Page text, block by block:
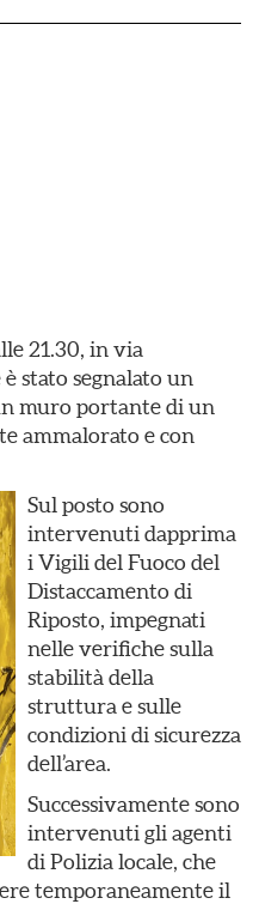
21.30, in via
stato segnalato un
muro portante di un
ammalorato e con
Sul posto sono
intervenuti dapprima
i Vigili del Fuoco del
Distaccamento di
Riposto, impegnati
nelle verifiche sulla
stabilità della
struttura e sulle
condizioni di sicurezza
dell’area.
Successivamente sono
intervenuti gli agenti
di Polizia locale, che
temporaneamente il